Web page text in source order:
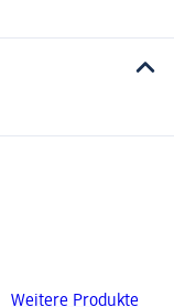
Weitere Produkte